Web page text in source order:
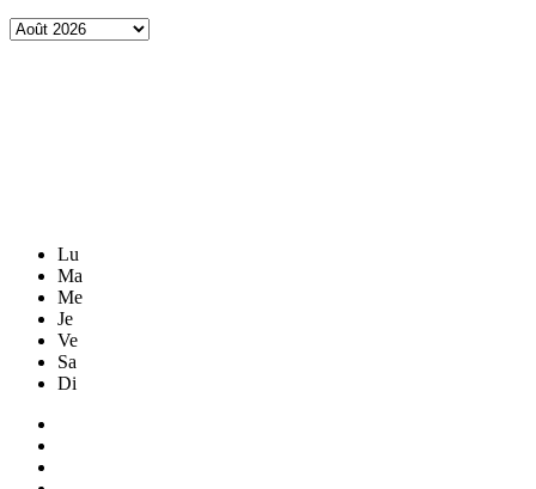
Lu
Ma
Me
Je
Ve
Sa
Di